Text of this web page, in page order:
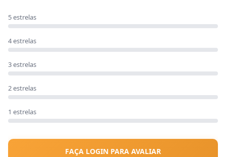
5 estrelas
4 estrelas
3 estrelas
2 estrelas
1 estrelas
FAÇA LOGIN PARA AVALIAR